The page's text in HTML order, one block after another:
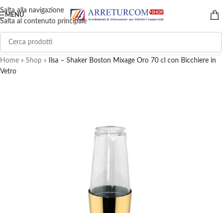
Salta alla navigazione
Salta al contenuto principale
MENU
Home » Shop »
Ilsa – Shaker Boston Mixage Oro 70 cl con Bicchiere in
Vetro